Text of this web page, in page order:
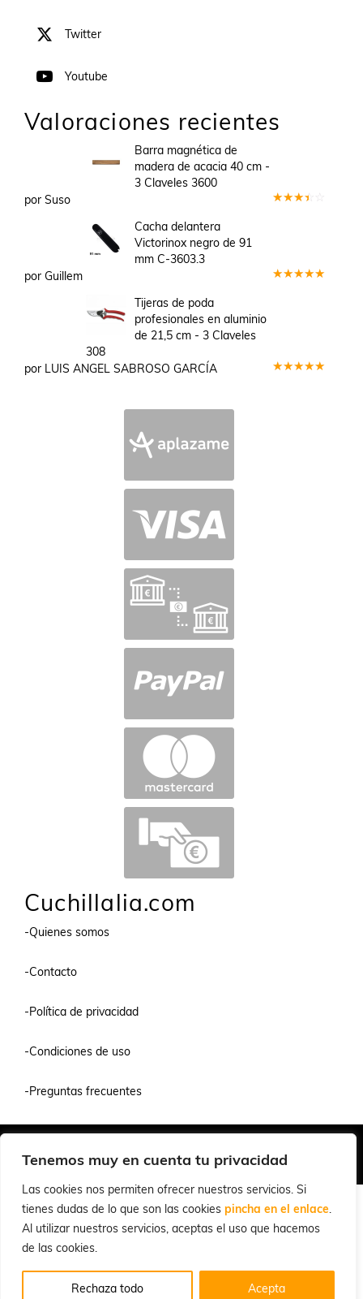
Tenemos muy en cuenta tu privacidad
Las cookies nos permiten ofrecer nuestros servicios. Si
tienes dudas de lo que son las cookies pincha en el enlace.
Al utilizar nuestros servicios, aceptas el uso que hacemos
de las cookies.
Rechaza todo Acepta
Twitter
Youtube
Valoraciones recientes
Barra magnética de
madera de acacia 40 cm -
3 Claveles 3600
por Suso
Cacha delantera
Victorinox negro de 91
mm C-3603.3
por Guillem
Tijeras de poda
profesionales en aluminio
de 21,5 cm - 3 Claveles
308
por LUIS ANGEL SABROSO GARCÍA
Cuchillalia.com
-Quienes somos
-Contacto
-Política de privacidad
-Condiciones de uso
-Preguntas frecuentes
© 2026 Cuchillalia.com